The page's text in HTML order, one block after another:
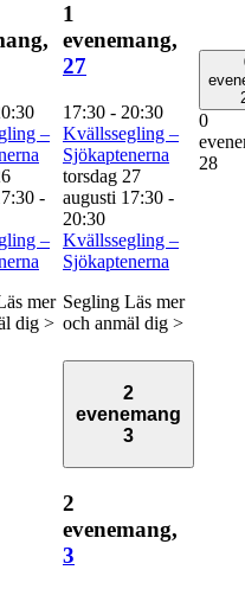
–
-
–
mer
dig >
1
evenemang,
27
17:30 - 20:30
Kvällssegling –
Sjökaptenerna
torsdag 27
augusti 17:30 -
20:30
Kvällssegling –
Sjökaptenerna
Segling Läs mer
och anmäl dig >
0
28
2
evenemang
3
2
evenemang,
3